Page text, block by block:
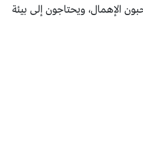
الإهمال، ويحتاجون إلى بيئة